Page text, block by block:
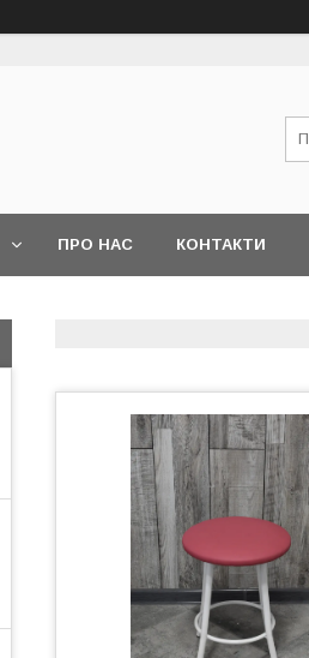
ПРО НАС КОНТАКТИ